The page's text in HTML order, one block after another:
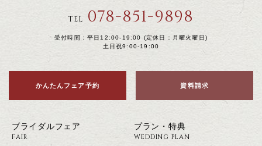
TEL 078-851-9898
受付時間：平日12:00-19:00 (定休日：月曜火曜日)
土日祝9:00-19:00
かんたんフェア予約 資料請求
ブライダルフェア
FAIR
プラン・特典
WEDDING PLAN